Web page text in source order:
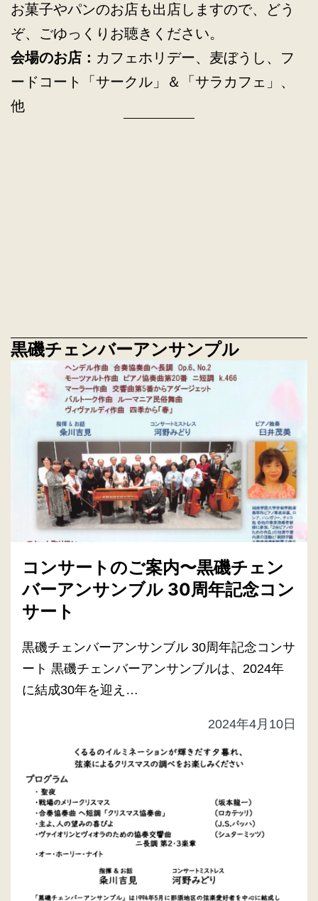
お菓子やパンのお店も出店しますので、どう
ぞ、ごゆっくりお聴きください。
会場のお店： カフェホリデー、麦ぼうし、フ
ードコート「サークル」＆「サラカフェ」、
他
黒磯チェンバーアンサンプル
コンサートのご案内〜黒磯チェン
バーアンサンブル 30周年記念コン
サート
黒磯チェンバーアンサンブル 30周年記念コンサ
ート 黒磯チェンバーアンサンブルは、2024年
に結成30年を迎え…
2024年4月10日